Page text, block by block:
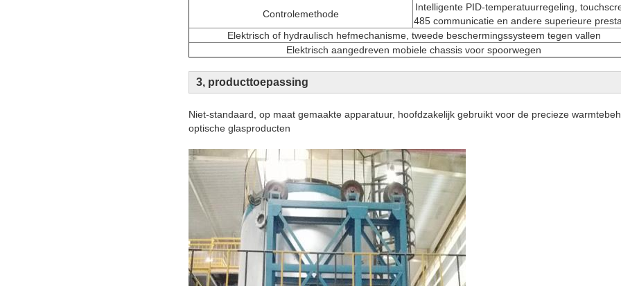
Controlemethode
Intelligente PID-temperatuurregeling,
485 communicatie en andere superieure
Elektrisch of hydraulisch hefmechanisme, tweede beschermingssysteem tegen vallen
Elektrisch aangedreven mobiele chassis voor spoorwegen
3, producttoepassing
Niet-standaard, op maat gemaakte apparatuur, hoofdzakelijk gebruikt voor de precieze
optische glasproducten